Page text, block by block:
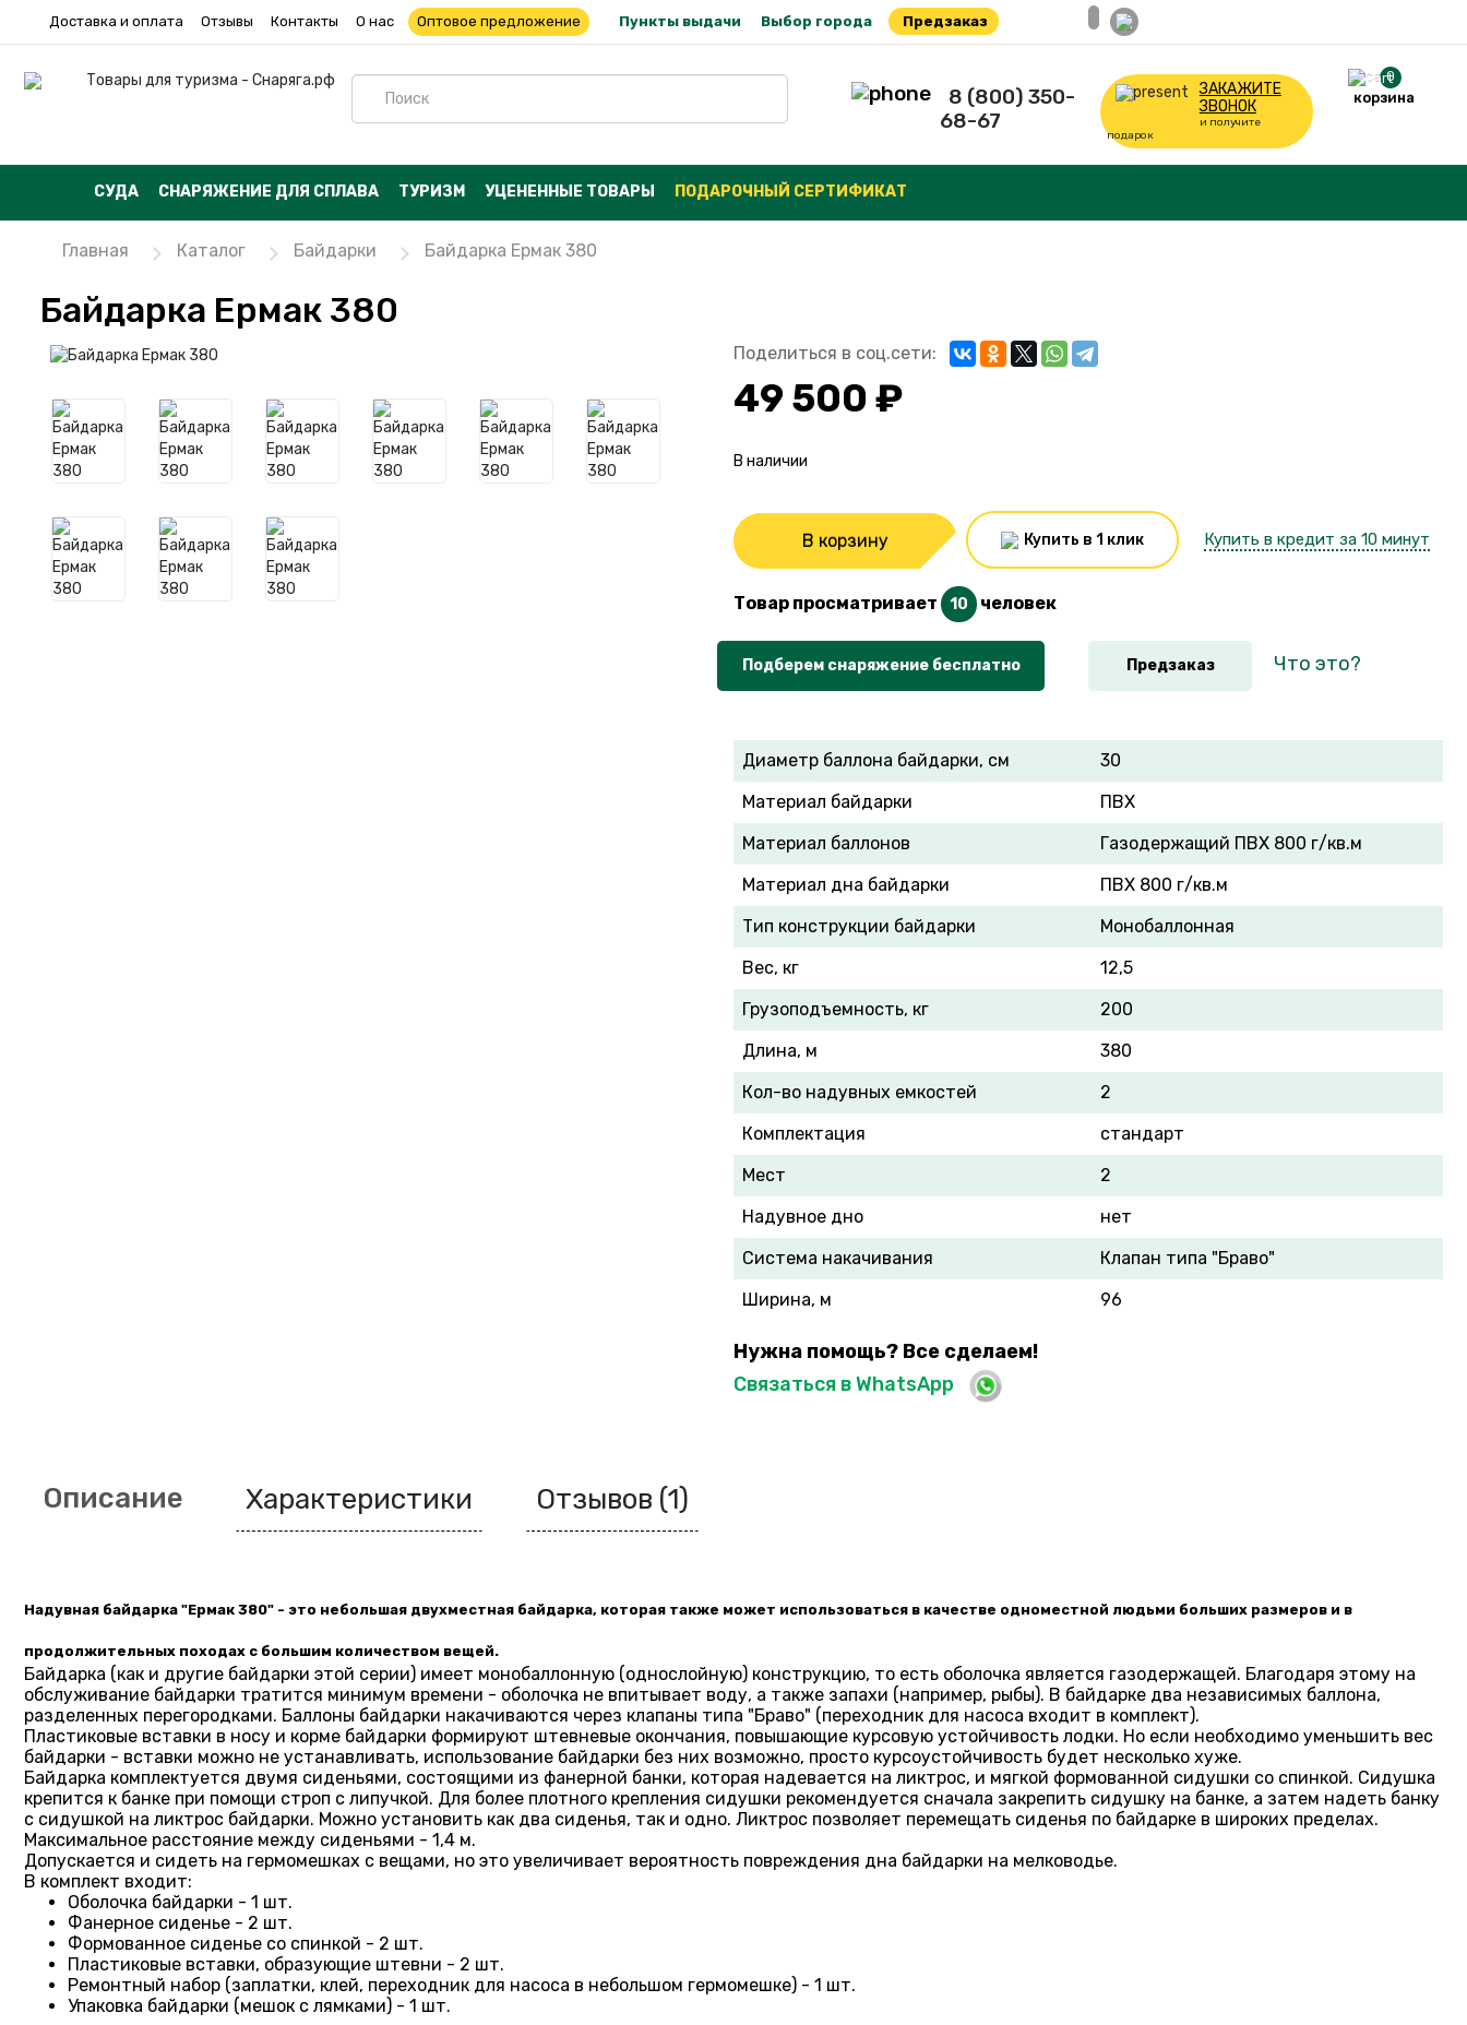
Доставка и оплата Отзывы Контакты О нас Оптовое предложение Пункты выдачи Выбор города Предзаказ
8 (800) 350-
68-67
ЗАКАЖИТЕ
ЗВОНОК
и получите
подарок
0
корзина
СУДА СНАРЯЖЕНИЕ ДЛЯ СПЛАВА ТУРИЗМ УЦЕНЕННЫЕ ТОВАРЫ ПОДАРОЧНЫЙ СЕРТИФИКАТ
Главная Каталог Байдарки Байдарка Ермак 380
Байдарка Ермак 380
Поделиться в соц.сети:
49 500 ₽
В наличии
В корзину Купить в 1 клик Купить в кредит за 10 минут
Товар просматривает 10 человек
Подберем снаряжение бесплатно Предзаказ Что это?
Диаметр баллона байдарки, см
30
Материал байдарки
ПВХ
Материал баллонов
Газодержащий ПВХ 800 г/кв.м
Материал дна байдарки
ПВХ 800 г/кв.м
Тип конструкции байдарки
Монобаллонная
Вес, кг
12,5
Грузоподъемность, кг
200
Длина, м
380
Кол-во надувных емкостей
2
Комплектация
стандарт
Мест
2
Надувное дно
нет
Система накачивания
Клапан типа "Браво"
Ширина, м
96
Нужна помощь? Все сделаем!
Связаться в WhatsApp
Описание Характеристики Отзывов (1)
Надувная байдарка "Ермак 380" - это небольшая двухместная байдарка, которая также может использоваться в качестве одноместной людьми больших размеров и в
продолжительных походах с большим количеством вещей.
Байдарка (как и другие байдарки этой серии) имеет монобаллонную (однослойную) конструкцию, то есть оболочка является газодержащей. Благодаря этому на
обслуживание байдарки тратится минимум времени - оболочка не впитывает воду, а также запахи (например, рыбы). В байдарке два независимых баллона,
разделенных перегородками. Баллоны байдарки накачиваются через клапаны типа "Браво" (переходник для насоса входит в комплект).
Пластиковые вставки в носу и корме байдарки формируют штевневые окончания, повышающие курсовую устойчивость лодки. Но если необходимо уменьшить вес
байдарки - вставки можно не устанавливать, использование байдарки без них возможно, просто курсоустойчивость будет несколько хуже.
Байдарка комплектуется двумя сиденьями, состоящими из фанерной банки, которая надевается на ликтрос, и мягкой формованной сидушки со спинкой. Сидушка
крепится к банке при помощи строп с липучкой. Для более плотного крепления сидушки рекомендуется сначала закрепить сидушку на банке, а затем надеть банку
с сидушкой на ликтрос байдарки. Можно установить как два сиденья, так и одно. Ликтрос позволяет перемещать сиденья по байдарке в широких пределах.
Максимальное расстояние между сиденьями - 1,4 м.
Допускается и сидеть на гермомешках с вещами, но это увеличивает вероятность повреждения дна байдарки на мелководье.
В комплект входит:
Оболочка байдарки - 1 шт.
Фанерное сиденье - 2 шт.
Формованное сиденье со спинкой - 2 шт.
Пластиковые вставки, образующие штевни - 2 шт.
Ремонтный набор (заплатки, клей, переходник для насоса в небольшом гермомешке) - 1 шт.
Упаковка байдарки (мешок с лямками) - 1 шт.